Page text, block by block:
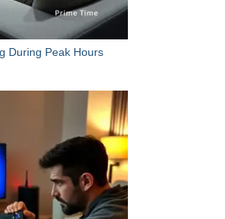
During Peak Hours